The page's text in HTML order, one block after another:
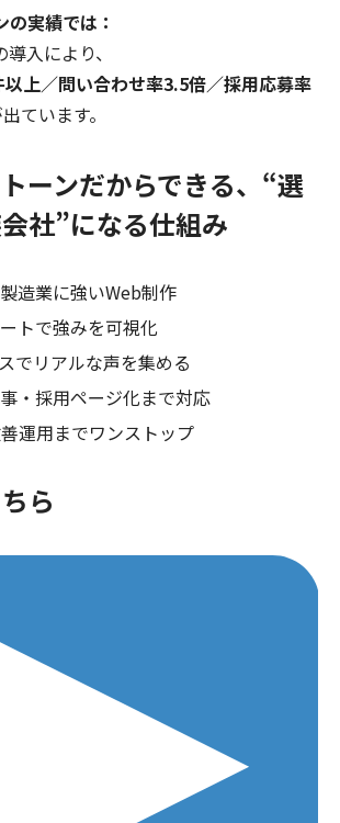
実績では：
入により、
上／問い合わせ率3.5倍／採用応募率
ています。
ーンだからできる、“選
社”になる仕組み
造業に強いWeb制作
トで強みを可視化
でリアルな声を集める
・採用ページ化まで対応
運用までワンストップ
ら